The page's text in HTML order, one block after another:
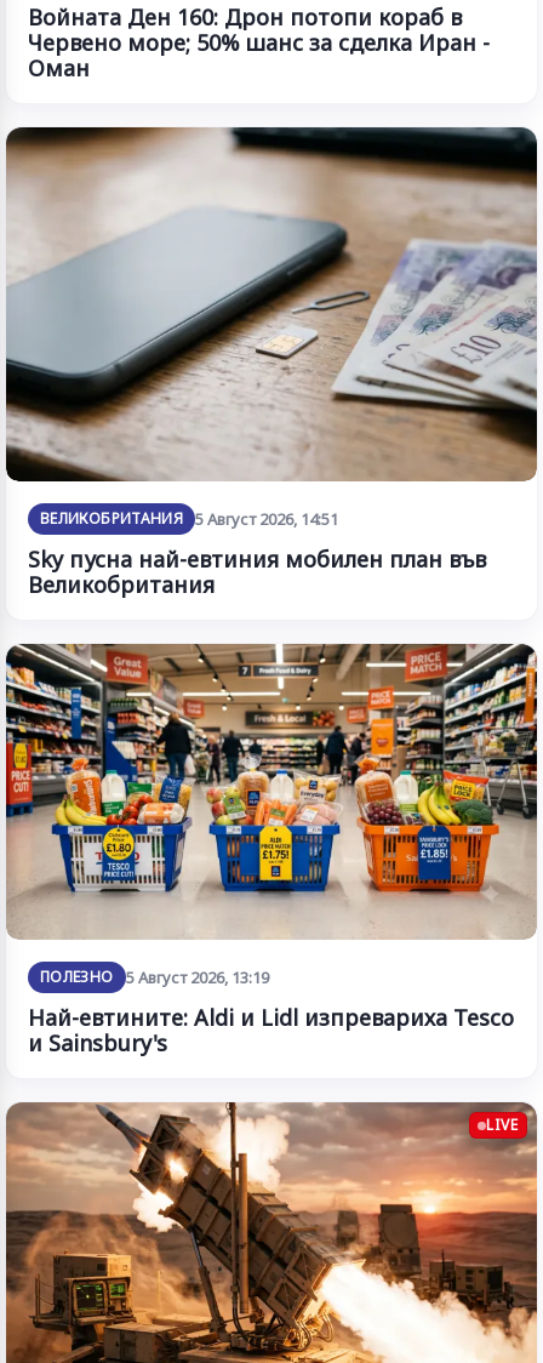
Войната Ден 160: Дрон потопи кораб в
Червено море; 50% шанс за сделка Иран -
Оман
ВЕЛИКОБРИТАНИЯ 5 Август 2026, 14:51
Sky пусна най-евтиния мобилен план във
Великобритания
ПОЛЕЗНО 5 Август 2026, 13:19
Най-евтините: Aldi и Lidl изпревариха Tesco
и Sainsbury's
LIVE